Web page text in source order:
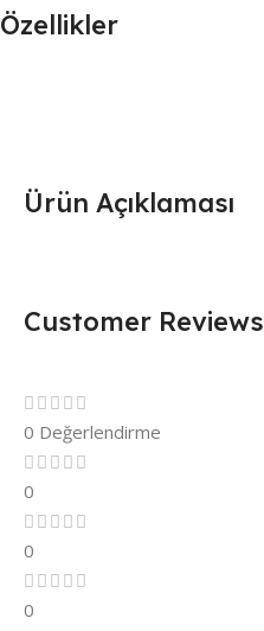
Ürün Açıklaması
Özellikler
Customer Reviews
0 Değerlendirme
0
0
0